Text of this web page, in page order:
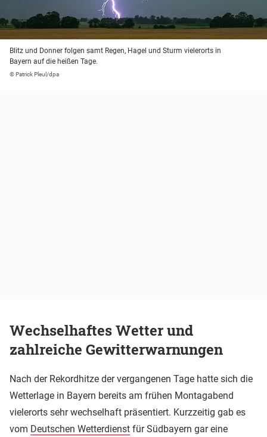
Blitz und Donner folgen samt Regen, Hagel und Sturm vielerorts in
Bayern auf die heißen Tage.
© Patrick Pleul/dpa
Wechselhaftes Wetter und
zahlreiche Gewitterwarnungen
Nach der Rekordhitze der vergangenen Tage hatte sich die
Wetterlage in Bayern bereits am frühen Montagabend
vielerorts sehr wechselhaft präsentiert. Kurzzeitig gab es
vom Deutschen Wetterdienst für Südbayern gar eine